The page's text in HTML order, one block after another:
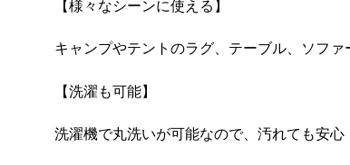
【様々なシーンに使える】
キャンプやテントのラグ、テーブル、ソフ
【洗濯も可能】
洗濯機で丸洗いが可能なので、汚れても安心